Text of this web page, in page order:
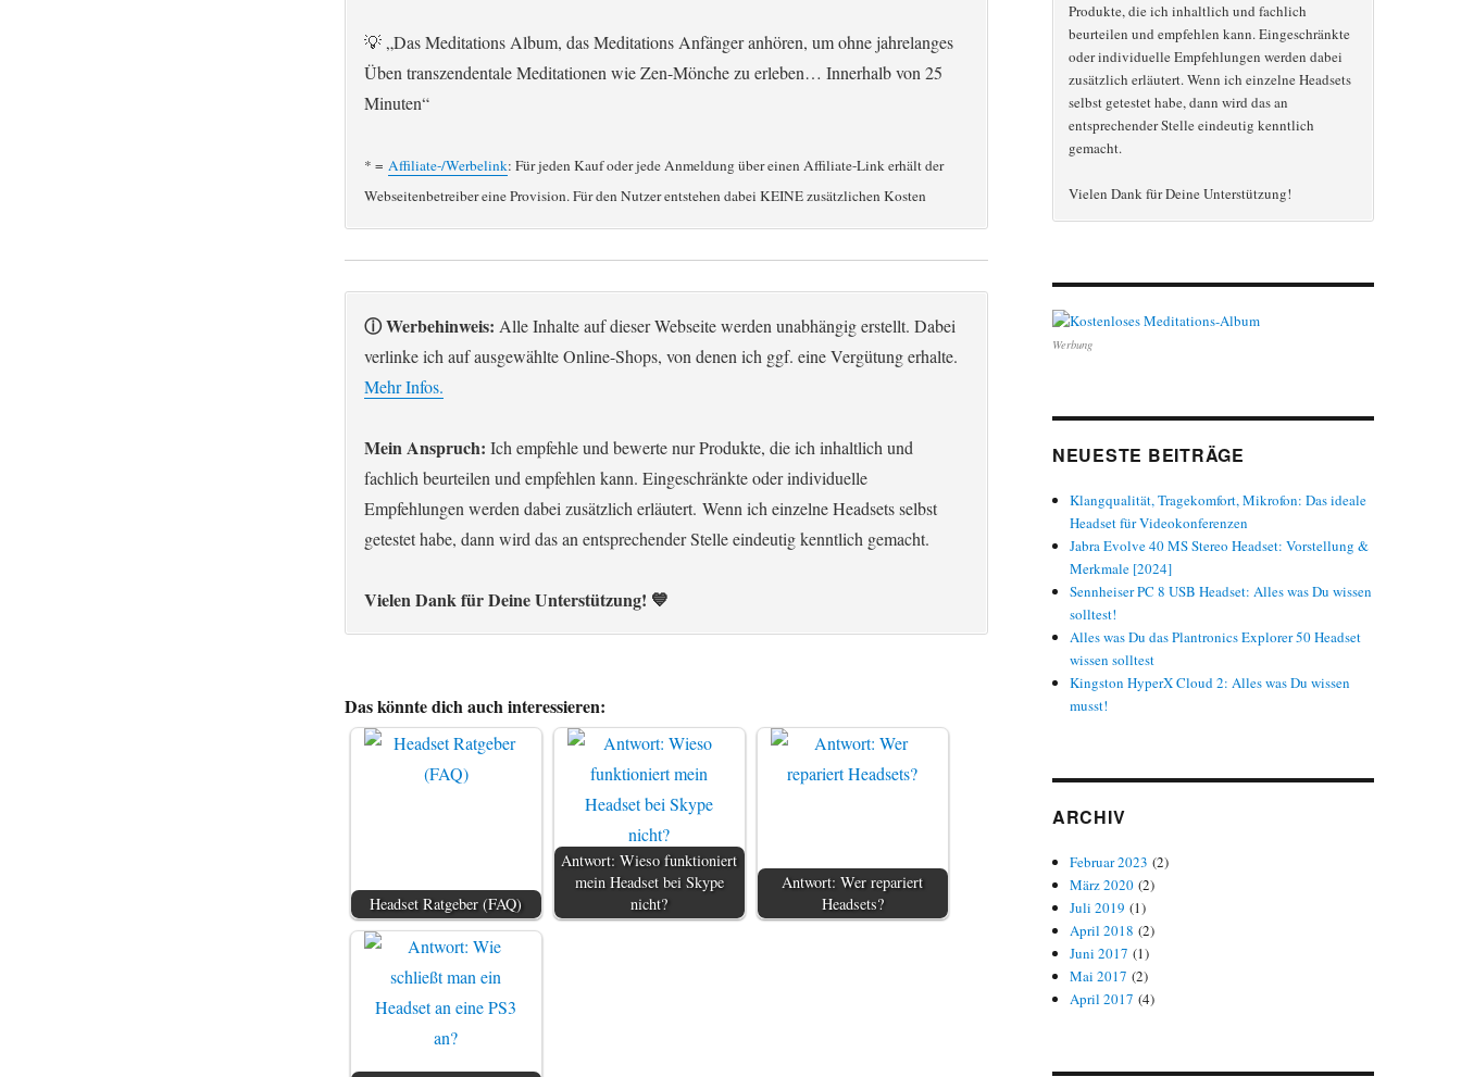
💡 „Das Meditations Album, das Meditations Anfänger anhören, um ohne jahrelanges
Üben transzendentale Meditationen wie Zen-Mönche zu erleben… Innerhalb von 25
Minuten“
* = Affiliate-/Werbelink: Für jeden Kauf oder jede Anmeldung über einen Affiliate-Link erhält der
Webseitenbetreiber eine Provision. Für den Nutzer entstehen dabei KEINE zusätzlichen Kosten
ⓘ Werbehinweis: Alle Inhalte auf dieser Webseite werden unabhängig erstellt. Dabei
verlinke ich auf ausgewählte Online-Shops, von denen ich ggf. eine Vergütung erhalte.
Mehr Infos.
Mein Anspruch: Ich empfehle und bewerte nur Produkte, die ich inhaltlich und
fachlich beurteilen und empfehlen kann. Eingeschränkte oder individuelle
Empfehlungen werden dabei zusätzlich erläutert. Wenn ich einzelne Headsets selbst
getestet habe, dann wird das an entsprechender Stelle eindeutig kenntlich gemacht.
Vielen Dank für Deine Unterstützung! 💙
Das könnte dich auch interessieren:
Headset Ratgeber (FAQ)
Antwort: Wieso funktioniert
mein Headset bei Skype
nicht?
Antwort: Wer repariert
Headsets?
Produkte, die ich inhaltlich und fachlich
beurteilen und empfehlen kann. Eingeschränkte
oder individuelle Empfehlungen werden dabei
zusätzlich erläutert. Wenn ich einzelne Headsets
selbst getestet habe, dann wird das an
entsprechender Stelle eindeutig kenntlich
gemacht.
Vielen Dank für Deine Unterstützung!
Werbung
NEUESTE BEITRÄGE
Klangqualität, Tragekomfort, Mikrofon: Das ideale
Headset für Videokonferenzen
Jabra Evolve 40 MS Stereo Headset: Vorstellung &
Merkmale [2024]
Sennheiser PC 8 USB Headset: Alles was Du wissen
solltest!
Alles was Du das Plantronics Explorer 50 Headset
wissen solltest
Kingston HyperX Cloud 2: Alles was Du wissen
musst!
ARCHIV
Februar 2023 (2)
März 2020 (2)
Juli 2019 (1)
April 2018 (2)
Juni 2017 (1)
Mai 2017 (2)
April 2017 (4)